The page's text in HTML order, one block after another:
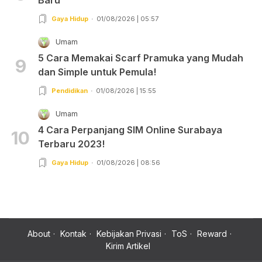
Gaya Hidup 01/08/2026 | 05:57
9
Umam
5 Cara Memakai Scarf Pramuka yang Mudah
dan Simple untuk Pemula!
Pendidikan 01/08/2026 | 15:55
10
Umam
4 Cara Perpanjang SIM Online Surabaya
Terbaru 2023!
Gaya Hidup 01/08/2026 | 08:56
About Kontak Kebijakan Privasi ToS
Reward
Kirim Artikel